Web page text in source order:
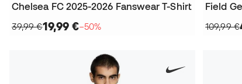
Chelsea FC 2025-2026 Fanswear T-Shirt
39,99 €19,99 €−50%
Field
109,99 €